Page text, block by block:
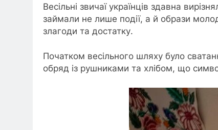
Весільні звичаї українців здавна
займали не лише події, а й образи
злагоди та достатку.
Початком весільного шляху було
обряд із рушниками та хлібом, що